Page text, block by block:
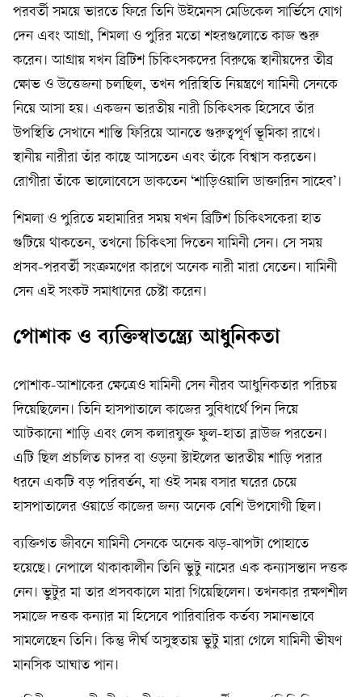
পরবর্তী সময়ে ভারতে ফিরে তিনি উইমেনস মেডিকেল সার্ভিসে যোগ
দেন এবং আগ্রা, শিমলা ও পুরির মতো শহরগুলোতে কাজ শুরু
করেন। আগ্রায় যখন ব্রিটিশ চিকিৎসকদের বিরুদ্ধে স্থানীয়দের তীব্র
ক্ষোভ ও উত্তেজনা চলছিল, তখন পরিস্থিতি নিয়ন্ত্রণে যামিনী সেনকে
নিয়ে আসা হয়। একজন ভারতীয় নারী চিকিৎসক হিসেবে তাঁর
উপস্থিতি সেখানে শান্তি ফিরিয়ে আনতে গুরুত্বপূর্ণ ভূমিকা রাখে।
স্থানীয় নারীরা তাঁর কাছে আসতেন এবং তাঁকে বিশ্বাস করতেন।
রোগীরা তাঁকে ভালোবেসে ডাকতেন ‘শাড়িওয়ালি ডাক্তারিন সাহেব’।
শিমলা ও পুরিতে মহামারির সময় যখন ব্রিটিশ চিকিৎসকেরা হাত
গুটিয়ে থাকতেন, তখনো চিকিৎসা দিতেন যামিনী সেন। সে সময়
প্রসব-পরবর্তী সংক্রমণের কারণে অনেক নারী মারা যেতেন। যামিনী
সেন এই সংকট সমাধানের চেষ্টা করেন।
পোশাক ও ব্যক্তিস্বাতন্ত্র্যে আধুনিকতা
পোশাক-আশাকের ক্ষেত্রেও যামিনী সেন নীরব আধুনিকতার পরিচয়
দিয়েছিলেন। তিনি হাসপাতালে কাজের সুবিধার্থে পিন দিয়ে
আটকানো শাড়ি এবং লেস কলারযুক্ত ফুল-হাতা ব্লাউজ পরতেন।
এটি ছিল প্রচলিত চাদর বা ওড়না স্টাইলের ভারতীয় শাড়ি পরার
ধরনে একটি বড় পরিবর্তন, যা ওই সময় বসার ঘরের চেয়ে
হাসপাতালের ওয়ার্ডে কাজের জন্য অনেক বেশি উপযোগী ছিল।
ব্যক্তিগত জীবনে যামিনী সেনকে অনেক ঝড়-ঝাপটা পোহাতে
হয়েছে। নেপালে থাকাকালীন তিনি ভুটু নামের এক কন্যাসন্তান দত্তক
নেন। ভুটুর মা তার প্রসবকালে মারা গিয়েছিলেন। তখনকার রক্ষণশীল
সমাজে দত্তক কন্যার মা হিসেবে পারিবারিক কর্তব্য সমানভাবে
সামলেছেন তিনি। কিন্তু দীর্ঘ অসুস্থতায় ভুটু মারা গেলে যামিনী ভীষণ
মানসিক আঘাত পান।